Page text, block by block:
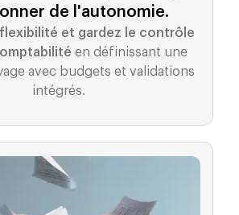
de l'autonomie.
et gardez le contrôle
en définissant une
avec budgets et validations
intégrés.